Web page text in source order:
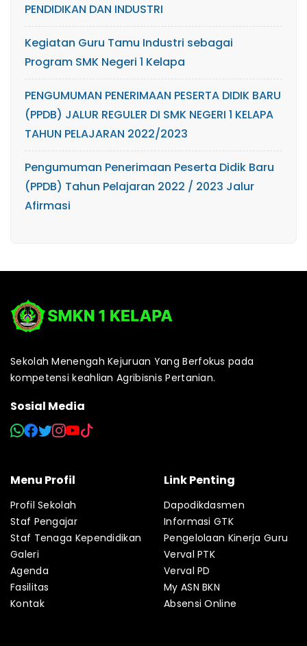
PENDIDIKAN DAN INDUSTRI
Kegiatan Guru Tamu Industri sebagai
Program SMK Negeri 1 Kelapa
PENGUMUMAN PENERIMAAN PESERTA DIDIK BARU
(PPDB) JALUR REGULER DI SMK NEGERI 1 KELAPA
TAHUN PELAJARAN 2022/2023
Pengumuman Penerimaan Peserta Didik Baru
(PPDB) Tahun Pelajaran 2022 / 2023 Jalur
Afirmasi
Sekolah Menengah Kejuruan Yang Berfokus pada
kompetensi keahlian Agribisnis Pertanian.
Sosial Media
Menu Profil
Profil Sekolah
Staf Pengajar
Staf Tenaga Kependidikan
Galeri
Agenda
Fasilitas
Kontak
Link Penting
Dapodikdasmen
Informasi GTK
Pengelolaan Kinerja Guru
Verval PTK
Verval PD
My ASN BKN
Absensi Online